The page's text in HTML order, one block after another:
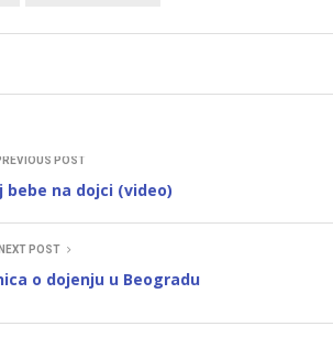
POST
bebe na dojci (video)
NEXT POST
o dojenju u Beogradu